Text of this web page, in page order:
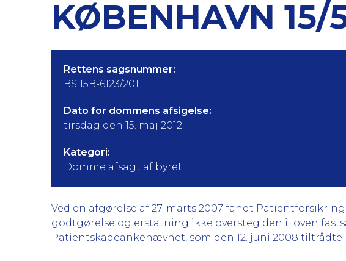
KØBENHAVN 15/
Rettens sagsnummer:
BS 15B-6123/2011
Dato for dommens afsigelse:
tirsdag den 15. maj 2012
Kategori:
Domme afsagt af byret
Ved en afgørelse af 27. marts 2007 fandt
godtgørelse og erstatning ikke oversteg den i loven
Patientskadeankenævnet, som den 12. juni 2008